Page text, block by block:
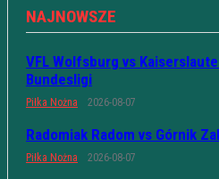
NAJNOWSZE
VFL Wolfsburg vs
Bundesligi
Piłka Nożna 2026-08-07
Radomiak Radom vs Górnik
Piłka Nożna 2026-08-07